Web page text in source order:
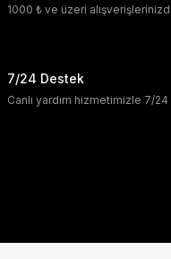
1000 ₺ ve üzeri
7/24 Destek
Canlı yardım hizmetimizle 7/